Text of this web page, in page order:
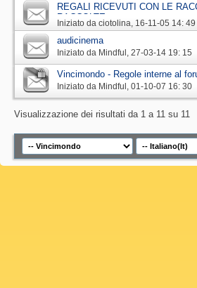
REGALI RICEVUTI CON LE
RACCOLTE
Iniziato da ciotolina‎, 16-11-05 14: 49
audicinema
Iniziato da Mindful ‎, 27-03-14 19: 15
Vincimondo - Regole interne al
Iniziato da Mindful ‎, 01-10-07 16: 30
Visualizzazione dei risultati da 1 a 11 su 11